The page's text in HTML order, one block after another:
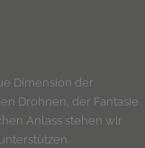
Dimension der
Drohnen, der Fantasie
Anlass stehen wir